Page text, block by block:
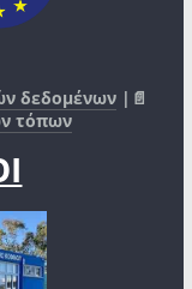
δεδομένων |📄
τόπων